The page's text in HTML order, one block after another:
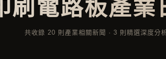
刷電路板產業
共收錄 20 則產業相關新聞 · 3 則精選深度分